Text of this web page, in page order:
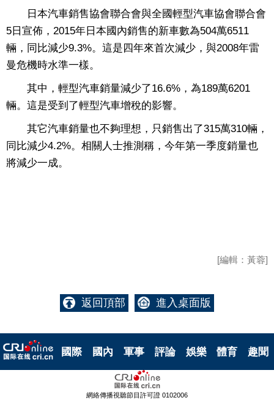
日本汽車銷售協會聯合會與全國輕型汽車協會聯合會
5日宣佈，2015年日本國內銷售的新車數為504萬6511
輛，同比減少9.3%。這是四年來首次減少，與2008年雷
曼危機時水準一樣。
其中，輕型汽車銷量減少了16.6%，為189萬6201
輛。這是受到了輕型汽車增稅的影響。
其它汽車銷量也不夠理想，只銷售出了315萬310輛，
同比減少4.2%。相關人士推測稱，今年第一季度銷量也
將減少一成。
[編輯：黃蓉]
返回頂部 進入桌面版
國際 國內 軍事 評論 娛樂 體育 趣聞
網絡傳播視聽節目許可證 0102006